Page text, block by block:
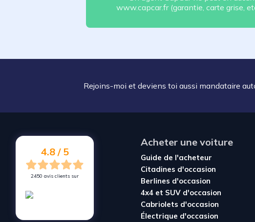
www.capcar.fr (garantie, carte grise,
Rejoins-moi et deviens toi aussi mandataire
4.8 / 5
2450 avis clients sur
Acheter une voiture
Guide de l'acheteur
Citadines d'occasion
Berlines d'occasion
4x4 et SUV d'occasion
Cabriolets d'occasion
Électrique d'occasion